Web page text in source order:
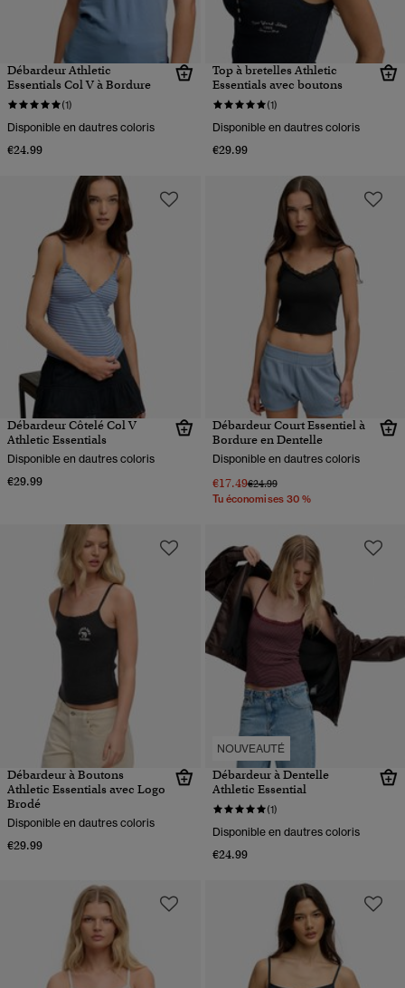
Débardeur Athletic
Essentials Col V à Bordure
(1)
Disponible en dautres coloris
€24.99
Top à bretelles Athletic
Essentials avec boutons
(1)
Disponible en dautres coloris
€29.99
Débardeur Côtelé Col V
Athletic Essentials
Disponible en dautres coloris
€29.99
Débardeur Court Essentiel à
Bordure en Dentelle
Disponible en dautres coloris
€17.49Prix réduit de
€24.99à
Tu économises 30 %
Débardeur à Boutons
Athletic Essentials avec Logo
Brodé
Disponible en dautres coloris
€29.99
NOUVEAUTÉ
Débardeur à Dentelle
Athletic Essential
(1)
Disponible en dautres coloris
€24.99